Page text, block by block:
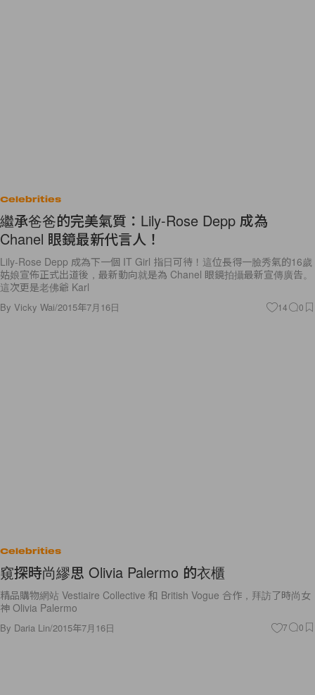
Celebrities
繼承爸爸的完美氣質：Lily-Rose Depp 成為
Chanel 眼鏡最新代言人！
Lily-Rose Depp 成為下一個 IT Girl 指日可待！這位長得一臉秀氣的16歲
姑娘宣佈正式出道後，最新動向就是為 Chanel 眼鏡拍攝最新宣傳廣告。
這次更是老佛爺 Karl
By Vicky Wai/2015年7月16日 14 0
Celebrities
窺探時尚繆思 Olivia Palermo 的衣櫃
精品購物網站 Vestiaire Collective 和 British Vogue 合作，拜訪了時尚女
神 Olivia Palermo
By Daria Lin/2015年7月16日 7 0